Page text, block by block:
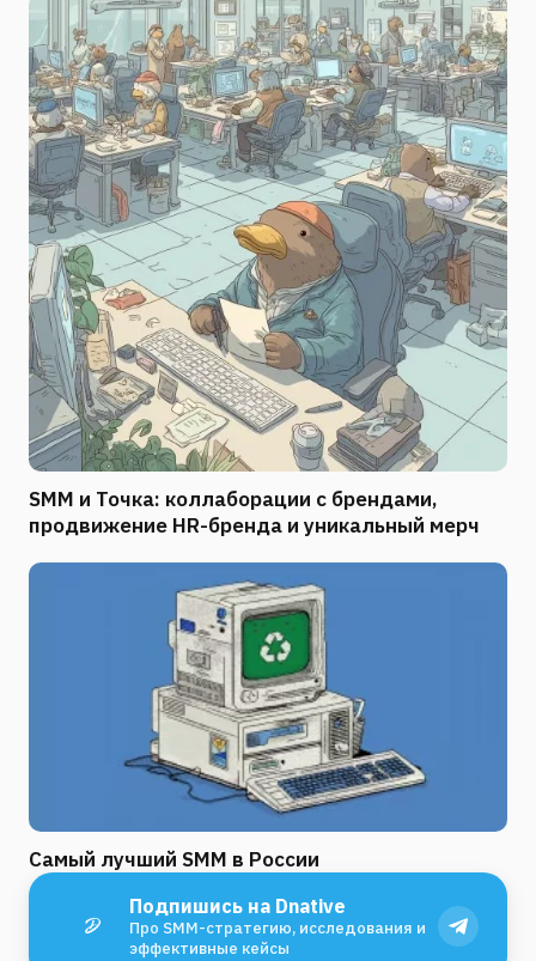
SMM и Точка: коллаборации с брендами,
продвижение HR-бренда и уникальный мерч
Самый лучший SMM в России
Подпишись на Dnative
Про SMM-стратегию, исследования и
эффективные кейсы